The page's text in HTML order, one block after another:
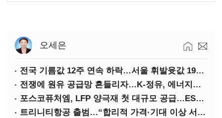
오세은
전국 기름값 12주 연속 하락…서울 휘발윳값 1909원
전쟁에 원유 공급망 흔들리자…K-정유, 에너지안보 핵심으로 재부상
포스코퓨처엠, LFP 양극재 첫 대규모 공급…ESS 시장 공략
트리니티항공 출범…“합리적 가격·기대 이상 서비스로 승부”